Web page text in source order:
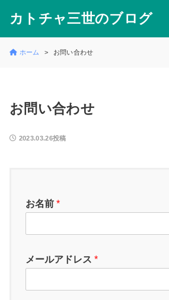
カトチャ三世のブログ
ホーム お問い合わせ
お問い合わせ
2023.03.26投稿
お名前 *
メールアドレス *